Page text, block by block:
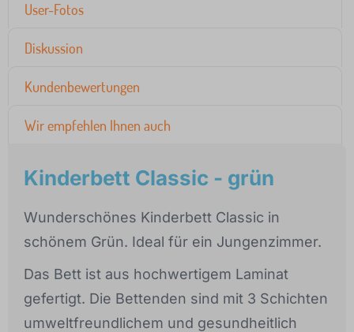
User-Fotos
Diskussion
Kundenbewertungen
Wir empfehlen Ihnen auch
Kinderbett Classic - grün
Wunderschönes Kinderbett Classic in
schönem Grün. Ideal für ein Jungenzimmer.
Das Bett ist aus hochwertigem Laminat
gefertigt. Die Bettenden sind mit 3 Schichten
umweltfreundlichem und gesundheitlich